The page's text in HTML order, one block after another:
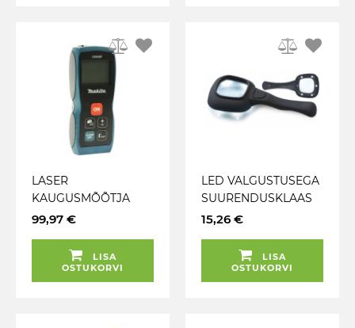
LASER
KAUGUSMÕÕTJA
50M MAKITA
99,97 €
LISA
OSTUKORVI
LED VALGUSTUSEGA
SUURENDUSKLAAS
50X50MM 3X FERVI
15,26 €
LISA
OSTUKORVI